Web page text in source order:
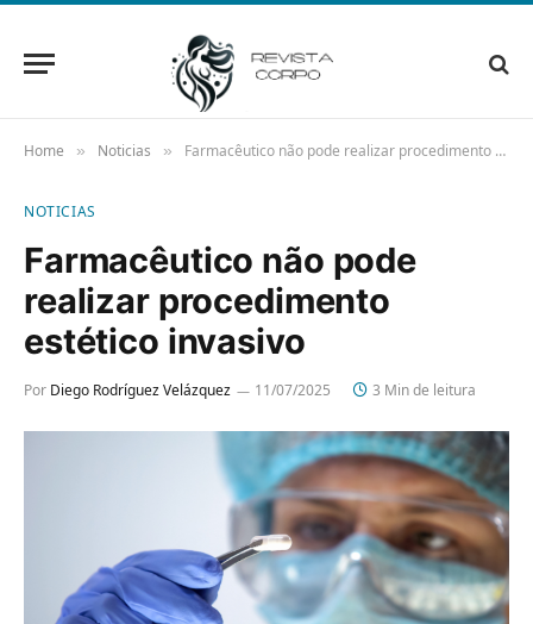
Home » Noticias » Farmacêutico não pode realizar procedimento estético invasivo
NOTICIAS
Farmacêutico não pode
realizar procedimento
estético invasivo
Por Diego Rodríguez Velázquez 11/07/2025 3 Min de leitura